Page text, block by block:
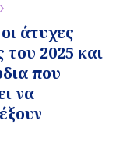
άτυχες
του 2025 και
που
να